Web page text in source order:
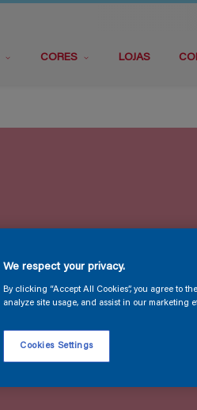
CORES LOJAS
We respect your privacy.
By clicking “Accept All Cookies”, you agree to
analyze site usage, and assist in our marketing
Cookies Settings